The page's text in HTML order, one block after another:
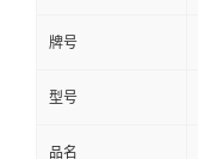
牌号
型号
品名